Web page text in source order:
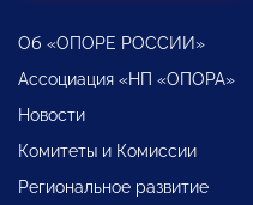
Об «ОПОРЕ РОССИИ»
Ассоциация «НП «ОПОРА»
Новости
Комитеты и Комиссии
Региональное развитие